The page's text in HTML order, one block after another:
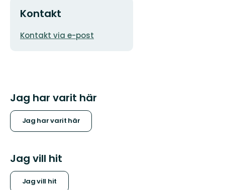
Kontakt
E-
Kontakt via e-post
Jag har varit här
Jag har varit här
Jag vill hit
Jag vill hit